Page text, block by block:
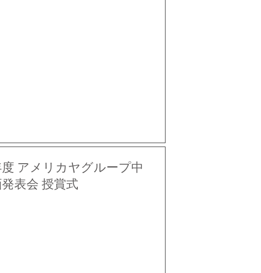
度 アメリカヤグループ中
表会 授賞式